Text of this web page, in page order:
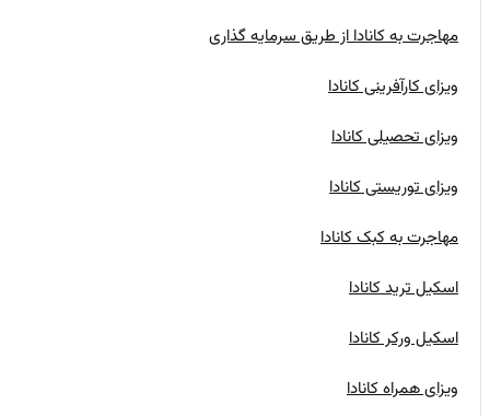
مهاجرت به کانادا از طریق سرمایه گذاری
ویزای کارآفرینی کانادا
ویزای تحصیلی کانادا
ویزای توریستی کانادا
مهاجرت به کبک کانادا
اسکیل ترید کانادا
اسکیل ورکر کانادا
ویزای همراه کانادا